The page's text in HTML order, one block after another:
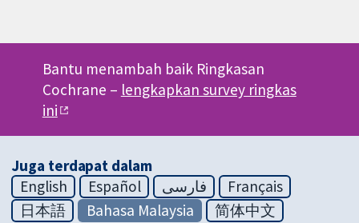
Bantu menambah baik Ringkasan
Cochrane – lengkapkan survey ringkas
ini
Juga terdapat dalam
English
Español فارسی
Français
日本語
Bahasa Malaysia
简体中文